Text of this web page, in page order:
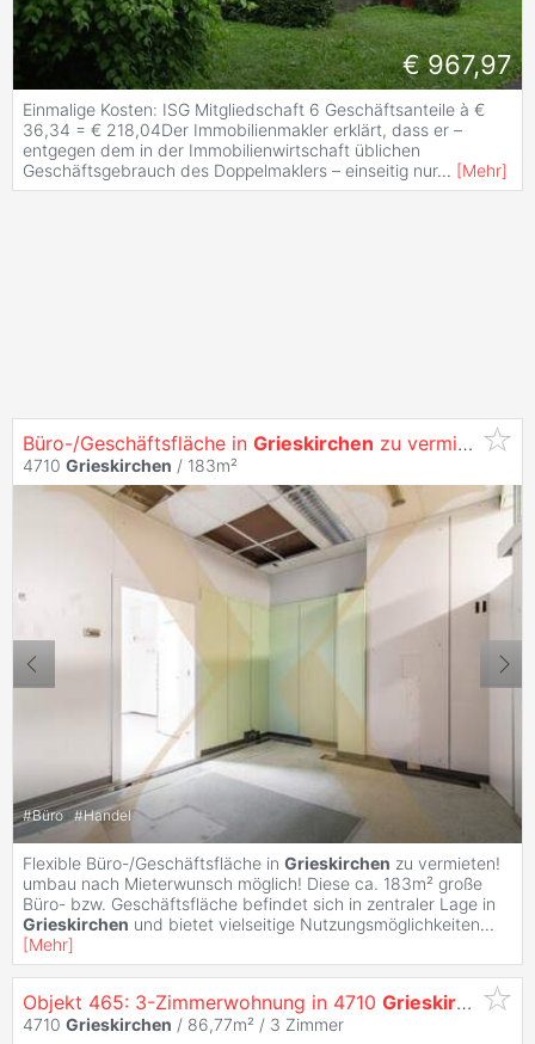
€ 967,97
Einmalige Kosten: ISG Mitgliedschaft 6 Geschäftsanteile à €
36,34 = € 218,04Der Immobilienmakler erklärt, dass er –
entgegen dem in der Immobilienwirtschaft üblichen
Geschäftsgebrauch des Doppelmaklers – einseitig nur... [Mehr]
Büro-/Geschäftsfläche in Grieskirchen zu vermieten! Umbau nach Mieterwunsch möglich!
4710 Grieskirchen / 183m²
#Büro #Handel
Flexible Büro-/Geschäftsfläche in Grieskirchen zu vermieten!
umbau nach Mieterwunsch möglich! Diese ca. 183m² große
Büro- bzw. Geschäftsfläche befindet sich in zentraler Lage in
Grieskirchen und bietet vielseitige Nutzungsmöglichkeiten...
[Mehr]
Objekt 465: 3-Zimmerwohnung in 4710 Grieskirchen ,
4710 Grieskirchen / 86,77m² / 3 Zimmer